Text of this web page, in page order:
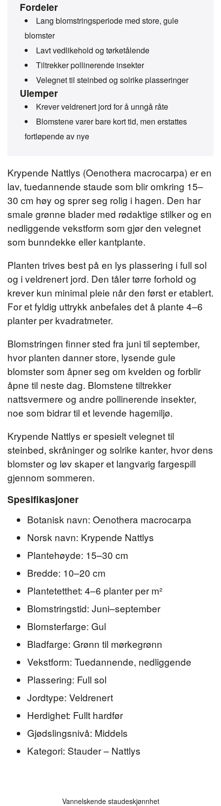
Krypende Nattlys (Oenothera macrocarpa) er en
lav, tuedannende staude som blir omkring 15–
30 cm høy og sprer seg rolig i hagen. Den har
smale grønne blader med rødaktige stilker og en
nedliggende vekstform som gjør den velegnet
som bunndekke eller kantplante.
Planten trives best på en lys plassering i full sol
og i veldrenert jord. Den tåler tørre forhold og
krever kun minimal pleie når den først er etablert.
For et fyldig uttrykk anbefales det å plante 4–6
planter per kvadratmeter.
Blomstringen finner sted fra juni til september,
hvor planten danner store, lysende gule
blomster som åpner seg om kvelden og forblir
åpne til neste dag. Blomstene tiltrekker
nattsvermere og andre pollinerende insekter,
noe som bidrar til et levende hagemiljø.
Krypende Nattlys er spesielt velegnet til
steinbed, skråninger og solrike kanter, hvor dens
blomster og løv skaper et langvarig fargespill
gjennom sommeren.
Fordeler
Lang blomstringsperiode med store, gule
blomster
Lavt vedlikehold og tørketålende
Tiltrekker pollinerende insekter
Velegnet til steinbed og solrike plasseringer
Ulemper
Krever veldrenert jord for å unngå råte
Blomstene varer bare kort tid, men erstattes
fortløpende av nye
Spesifikasjoner
Botanisk navn: Oenothera macrocarpa
Norsk navn: Krypende Nattlys
Plantehøyde: 15–30 cm
Bredde: 10–20 cm
Plantetetthet: 4–6 planter per m²
Blomstringstid: Juni–september
Blomsterfarge: Gul
Bladfarge: Grønn til mørkegrønn
Vekstform: Tuedannende, nedliggende
Plassering: Full sol
Jordtype: Veldrenert
Herdighet: Fullt hardfør
Gjødslingsnivå: Middels
Kategori: Stauder – Nattlys
Vannelskende staudeskjønnhet